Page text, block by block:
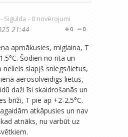
- Sigulda - 0 novērojumi
0
0
21:44
apmākusies, miglaina, T
Šodien no rīta un
neliels slapjš sniegs/lietus,
aerosolveidīgs lietus,
daži īsi skaidrošanās un
brīži, T pie ap +2-2.5°C.
atkāpusies un nav
atnāks, nu varbūt uz